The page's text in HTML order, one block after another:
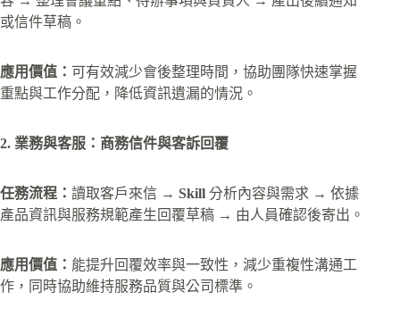
或信件草稿。
應用價值： 可有效減少會後整理時間，協助團隊快速掌握
重點與工作分配，降低資訊遺漏的情況。
2. 業務與客服：商務信件與客訴回覆
任務流程： 讀取客戶來信 → Skill 分析內容與需求 → 依據
產品資訊與服務規範產生回覆草稿 → 由人員確認後寄出。
應用價值： 能提升回覆效率與一致性，減少重複性溝通工
作，同時協助維持服務品質與公司標準。